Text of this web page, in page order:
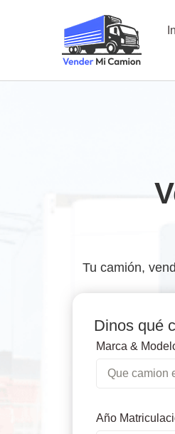
Tu camión,
Dinos qué
Marca &
Año